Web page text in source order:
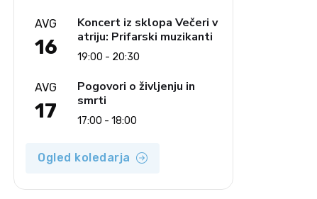
AVG
16
Koncert iz sklopa Večeri v
atriju: Prifarski muzikanti
19:00 - 20:30
AVG
17
Pogovori o življenju in
smrti
17:00 - 18:00
Ogled koledarja